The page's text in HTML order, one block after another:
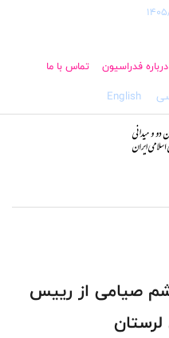
درباره فدراسیون تماس با ما
English
صیامی از رییس